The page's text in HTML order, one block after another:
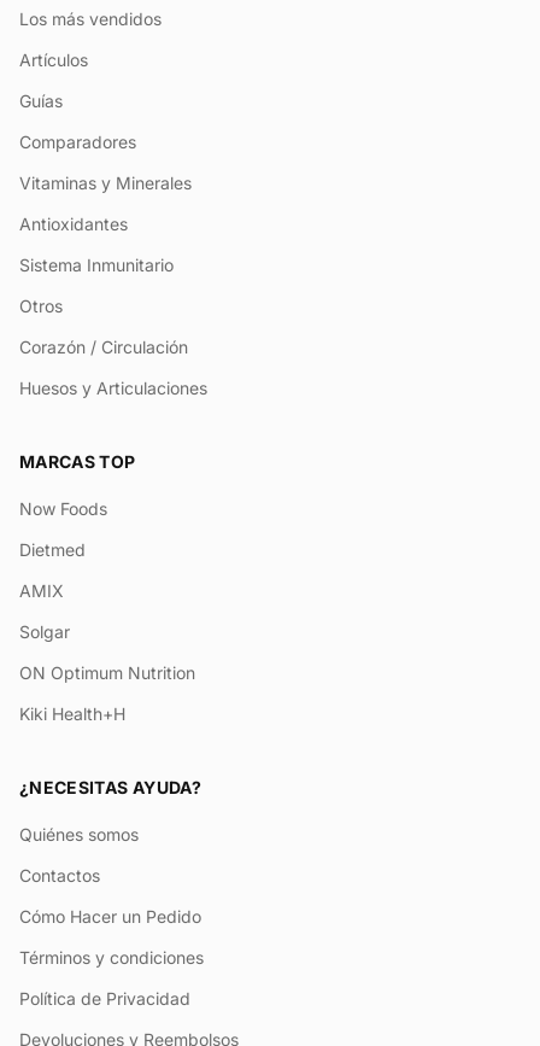
Los más vendidos
Artículos
Guías
Comparadores
Vitaminas y Minerales
Antioxidantes
Sistema Inmunitario
Otros
Corazón / Circulación
Huesos y Articulaciones
MARCAS TOP
Now Foods
Dietmed
AMIX
Solgar
ON Optimum Nutrition
Kiki Health+H
¿NECESITAS AYUDA?
Quiénes somos
Contactos
Cómo Hacer un Pedido
Términos y condiciones
Política de Privacidad
Devoluciones y Reembolsos